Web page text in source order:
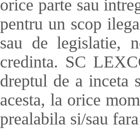
orice parte sau
pentru un scop
sau de legislatie,
credinta. SC
dreptul de a inceta
acesta, la orice
prealabila si/sau